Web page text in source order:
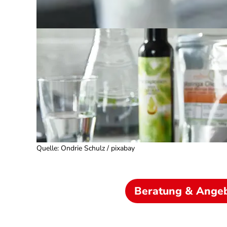
Quelle: Ondrie Schulz / pixabay
Beratung &